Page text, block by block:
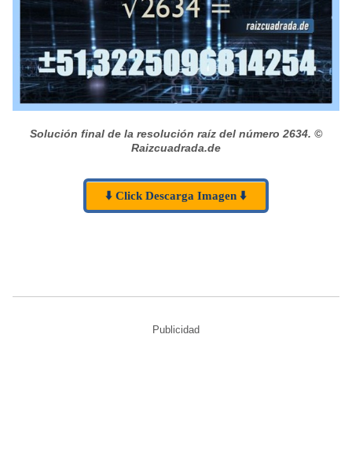
Solución final de la resolución raíz del número 2634. ©
Raizcuadrada.de
⬇️ Click Descarga Imagen ⬇️
Publicidad